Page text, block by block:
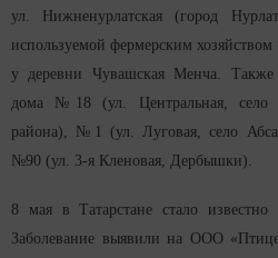
ул. Нижненурлатская (город
используемой фермерским
у деревни Чувашская Менча. Также
дома №18 (ул. Центральная, село
района), №1 (ул. Луговая, село
№90 (ул. 3-я Кленовая, Дербышки).
8 мая в Татарстане стало
Заболевание выявили на ООО